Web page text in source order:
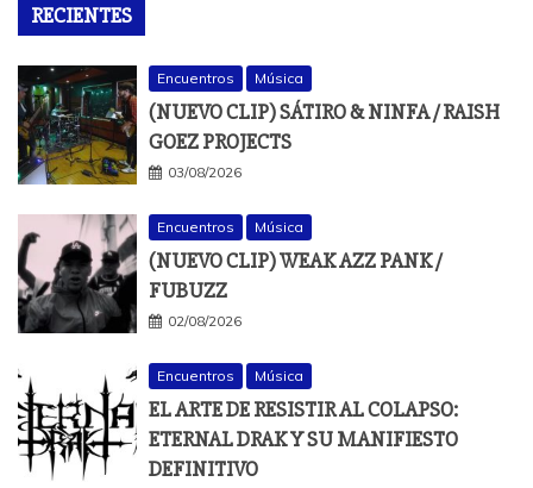
RECIENTES
Encuentros Música
(NUEVO CLIP) SÁTIRO & NINFA / RAISH
GOEZ PROJECTS
03/08/2026
Encuentros Música
(NUEVO CLIP) WEAK AZZ PANK /
FUBUZZ
02/08/2026
Encuentros Música
EL ARTE DE RESISTIR AL COLAPSO:
ETERNAL DRAK Y SU MANIFIESTO
DEFINITIVO